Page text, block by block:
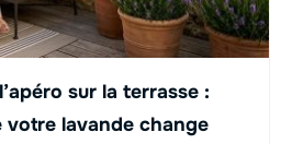
sur la terrasse :
votre lavande change